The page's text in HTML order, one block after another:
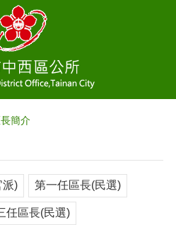
簡介
派) 第一任區長(民選)
任區長(民選)